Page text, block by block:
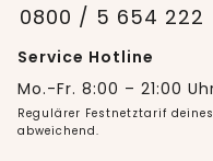
0800 / 5 654 222
Service Hotline
Mo.-Fr. 8:00 – 21:00
Regulärer Festnetztarif
abweichend.